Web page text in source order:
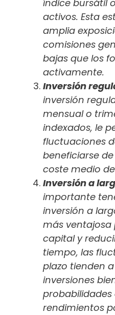
índice bursátil
activos. Esta
amplia
comisiones
bajas que los
activamente.
Inversión
inversión
mensual o
indexados, le
fluctuaciones
beneficiarse
coste medio
Inversión a
importante
inversión a
más ventajosa
capital y
tiempo, las
plazo tienden
inversiones
probabilidades
rendimientos